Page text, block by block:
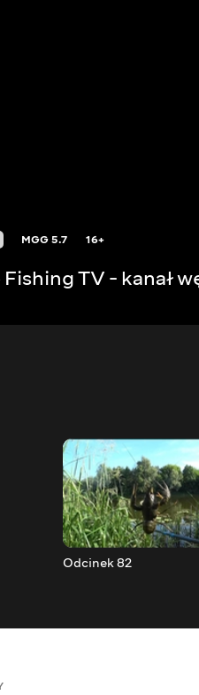
MGG5.7 16+
TV - kanał
Odcinek 82